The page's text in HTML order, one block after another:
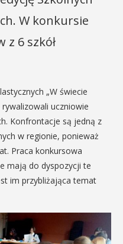
W konkursie
z 6 szkół
„W świecie
uczniowie
Konfrontacje są jedną z
w regionie, ponieważ
Praca konkursowa
mają do dyspozycji te
im przybliżająca temat